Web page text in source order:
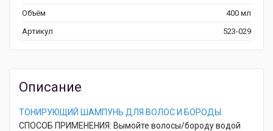
Объём
400 мл
Артикул
523-029
Описание
ТОНИРУЮЩИЙ ШАМПУНЬ ДЛЯ ВОЛОС И БОРОДЫ
СПОСОБ ПРИМЕНЕНИЯ: Вымойте волосы/бороду водой